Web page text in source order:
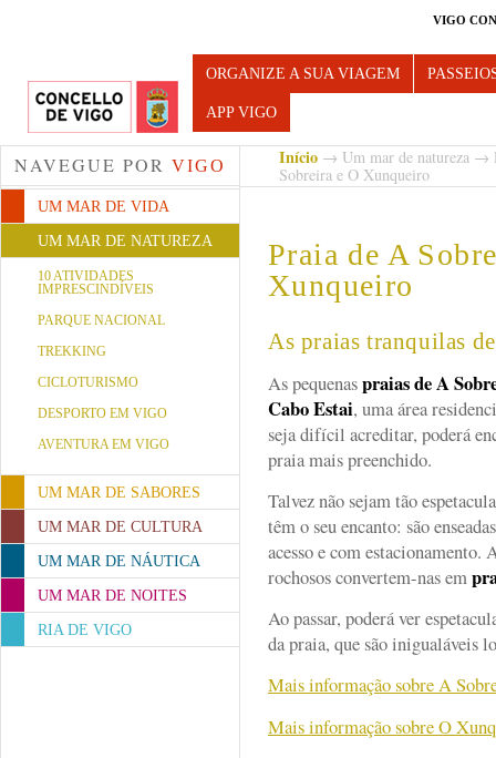
VIGO
Turismo de Vigo
ORGANIZE A SUA VIAGEM
APP VIGO
NAVEGUE POR VIGO
UM MAR DE VIDA
UM MAR DE NATUREZA
10 ATIVIDADES
IMPRESCINDÍVEIS
PARQUE NACIONAL
TREKKING
CICLOTURISMO
DESPORTO EM VIGO
AVENTURA EM VIGO
UM MAR DE SABORES
UM MAR DE CULTURA
UM MAR DE NÁUTICA
UM MAR DE NOITES
RIA DE VIGO
Início → Um mar de natureza →
Sobreira e O Xunqueiro
Praia de A
Xunqueiro
As praias tranquilas
As pequenaspraias de A
Cabo Estai, uma área
seja difícil acreditar, poderá
praia mais preenchido.
Talvez não sejam tão
têm o seu encanto: são
acesso e com estacionamento.
rochosos convertem-nas em
Ao passar, poderá ver
da praia, que são inigualáveis
Mais informação sobre A
Mais informação sobre O